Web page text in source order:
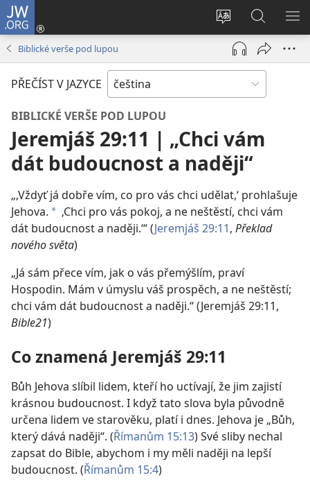
JW.ORG
Změnit
jazyk
stránek
Přihlásit
se
(otevřeno
okno)
Hledat
na
JW.ORG
Biblické verše pod lupou
PŘEČÍST V JAZYCE
BIBLICKÉ VERŠE POD LUPOU
Jeremjáš 29:11 | „Chci vám
dát budoucnost a naději“
„‚Vždyť já dobře vím, co pro vás chci udělat,‘ prohlašuje
Jehova. a ‚Chci pro vás pokoj, a ne neštěstí, chci vám
dát budoucnost a naději.‘“ (Jeremjáš 29:11, Překlad
nového světa)
„Já sám přece vím, jak o vás přemýšlím, praví
Hospodin. Mám v úmyslu váš prospěch, a ne neštěstí;
chci vám dát budoucnost a naději.“ (Jeremjáš 29:11,
Bible21)
Co znamená Jeremjáš 29:11
Bůh Jehova slíbil lidem, kteří ho uctívají, že jim zajistí
krásnou budoucnost. I když tato slova byla původně
určena lidem ve starověku, platí i dnes. Jehova je „Bůh,
který dává naději“. (Římanům 15:13) Své sliby nechal
zapsat do Bible, abychom i my měli naději na lepší
budoucnost. (Římanům 15:4)